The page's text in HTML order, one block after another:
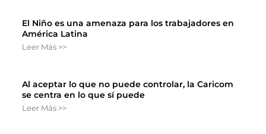
El Niño es una amenaza para los trabajadores en
América Latina
Leer Más >>
Al aceptar lo que no puede controlar, la Caricom
se centra en lo que sí puede
Leer Más >>